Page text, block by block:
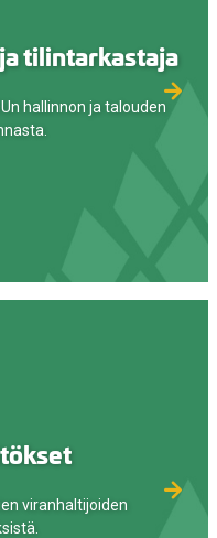
tilintarkastaja
hallinnon ja talouden
viranhaltijoiden